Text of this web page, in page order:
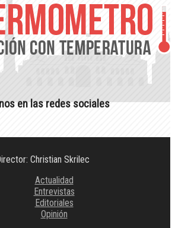
en las redes sociales
Christian Skrilec
Actualidad
Entrevistas
Editoriales
Opinión